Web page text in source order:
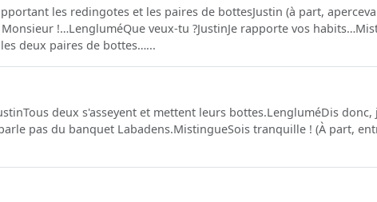
les redingotes et les paires de bottesJustin (à part,
!…LengluméQue veux-tu ?JustinJe rapporte vos
deux paires de bottes…...
deux s'asseyent et mettent leurs bottes.LengluméDis
pas du banquet Labadens.MistingueSois tranquille ! (À part,